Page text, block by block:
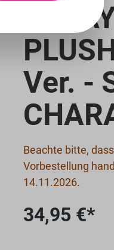
Detailbild
Ver. -
Beachte bitte,
Vorbestellung
14.11.2026.
34,95 €*